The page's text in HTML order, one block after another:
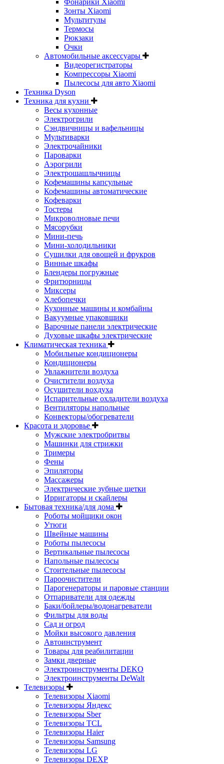
Фонарики Xiaomi
Зонты Xiaomi
Мультитулы
Термосы
Рюкзаки
Очки
Автомобильные аксессуары
Видеорегистраторы
Компрессоры Xiaomi
Пылесосы для авто Xiaomi
Техника Dyson
Техника для кухни
Весы кухонные
Электрогрили
Сэндвичницы и вафельницы
Мультиварки
Электрочайники
Пароварки
Аэрогрили
Электрошашлычницы
Кофемашины капсульные
Кофемашины автоматические
Кофеварки
Тостеры
Микроволновые печи
Мясорубки
Мини-печь
Мини-холодильники
Сушилки для овощей и фрукров
Винные шкафы
Блендеры погружные
Фритюрницы
Миксеры
Хлебопечки
Кухонные машины и комбайны
Вакуумные упаковщики
Варочные панели электрические
Духовые шкафы электрические
Климатическая техника
Мобильные кондиционеры
Кондиционеры
Увлажнители воздуха
Очистители воздуха
Осушители вохдуха
Испарительные охладители воздуха
Вентиляторы напольные
Конвекторы/обогреватели
Красота и здоровье
Мужские электробритвы
Машинки для стрижки
Тримеры
Фены
Эпиляторы
Массажеры
Электрические зубные щетки
Ирригаторы и скайлеры
Бытовая техника/для дома
Роботы мойщики окон
Утюги
Швейные машины
Роботы пылесосы
Вертикальные пылесосы
Напольные пылесосы
Стоительные пылесосы
Пароочистители
Парогенераторы и паровые станции
Отпариватели для одежды
Баки/бойлеры/водонагреватели
Фильтры для воды
Сад и огрод
Мойки высокого давления
Автоинструмент
Товары для реабилитации
Замки дверные
Электроинструменты DEKO
Электроинструменты DeWalt
Телевизоры
Телевизоры Xiaomi
Телевизоры Яндекс
Телевизоры Sber
Телевизоры TCL
Телевизоры Haier
Телевизоры Samsung
Телевизоры LG
Телевизоры DEXP